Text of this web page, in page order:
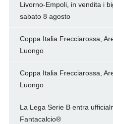
Livorno-Empoli, in vendita i
sabato 8 agosto
Coppa Italia Frecciarossa,
Luongo
Coppa Italia Frecciarossa,
Luongo
La Lega Serie B entra
Fantacalcio®